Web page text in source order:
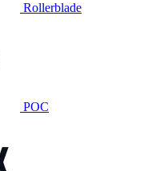
Rollerblade
POC